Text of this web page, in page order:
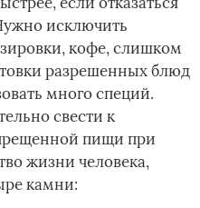
исключить
кофе, слишком
разрешенных блюд
много специй.
свести к
пищи при
жизни человека,
камни: